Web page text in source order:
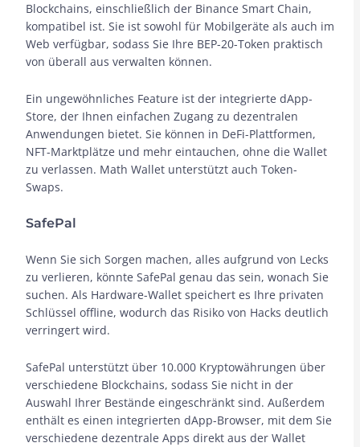
Blockchains, einschließlich der Binance Smart Chain,
kompatibel ist. Sie ist sowohl für Mobilgeräte als auch im
Web verfügbar, sodass Sie Ihre BEP-20-Token praktisch
von überall aus verwalten können.
Ein ungewöhnliches Feature ist der integrierte dApp-
Store, der Ihnen einfachen Zugang zu dezentralen
Anwendungen bietet. Sie können in DeFi-Plattformen,
NFT-Marktplätze und mehr eintauchen, ohne die Wallet
zu verlassen. Math Wallet unterstützt auch Token-
Swaps.
SafePal
Wenn Sie sich Sorgen machen, alles aufgrund von Lecks
zu verlieren, könnte SafePal genau das sein, wonach Sie
suchen. Als Hardware-Wallet speichert es Ihre privaten
Schlüssel offline, wodurch das Risiko von Hacks deutlich
verringert wird.
SafePal unterstützt über 10.000 Kryptowährungen über
verschiedene Blockchains, sodass Sie nicht in der
Auswahl Ihrer Bestände eingeschränkt sind. Außerdem
enthält es einen integrierten dApp-Browser, mit dem Sie
verschiedene dezentrale Apps direkt aus der Wallet